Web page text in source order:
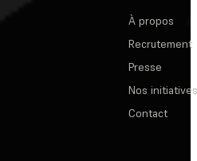
À propos
Recrutement
Presse
Nos initiatives
Contact